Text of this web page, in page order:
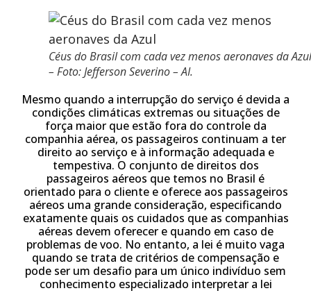
Céus do Brasil com cada vez menos aeronaves da Azul
– Foto: Jefferson Severino – AI.
Mesmo quando a interrupção do serviço é devida a
condições climáticas extremas ou situações de
força maior que estão fora do controle da
companhia aérea, os passageiros continuam a ter
direito ao serviço e à informação adequada e
tempestiva. O conjunto de direitos dos
passageiros aéreos que temos no Brasil é
orientado para o cliente e oferece aos passageiros
aéreos uma grande consideração, especificando
exatamente quais os cuidados que as companhias
aéreas devem oferecer e quando em caso de
problemas de voo. No entanto, a lei é muito vaga
quando se trata de critérios de compensação e
pode ser um desafio para um único indivíduo sem
conhecimento especializado interpretar a lei